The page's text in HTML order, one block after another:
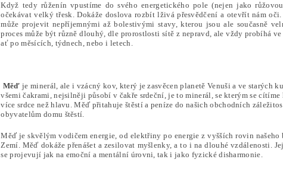
Když tedy růženín vpustíme do svého energetického pole (nejen jako
očekávat velký třesk. Dokáže doslova rozbít lživá přesvědčení a otevřít nám
může projevit nepříjemnými až bolestivými stavy, kterou jsou ale současně
proces může být různě dlouhý, dle prorostlosti sítě z nepravd, ale vždy probíhá
ať po měsících, týdnech, nebo i letech.
Měďje minerál, ale i vzácný kov, který je zasvěcen planetě Venuši a ve starých
všemi čakrami, nejsilněji působí v čakře srdeční, je to minerál, se kterým se
více srdce než hlavu. Měď přitahuje štěstí a peníze do našich obchodních
obyvatelům domu štěstí.
Měď je skvělým vodičem energie, od elektřiny po energie z vyšších rovin
Zemí. Měď dokáže přenášet a zesilovat myšlenky, a to i na dlouhé
se projevují jak na emoční a mentální úrovni, tak i jako fyzické disharmonie.